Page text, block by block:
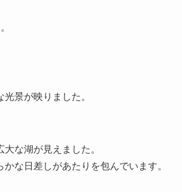
景が映りました。
な湖が見えました。
な日差しがあたりを包んでいます。